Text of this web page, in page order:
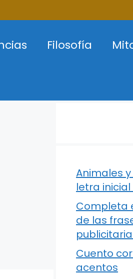
Filosofía
Animales
letra
Completa
de las
Cuento
acentos